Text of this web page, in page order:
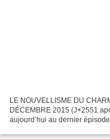
LE NOUVELLISME DU
DÉCEMBRE 2015 (J+2551
aujourd’hui au dernier